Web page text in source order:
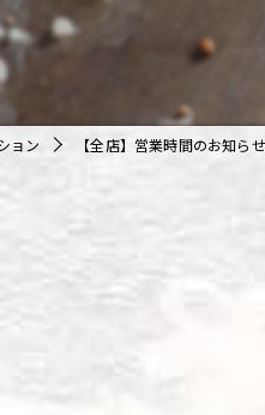
ョン 【全店】営業時間のお知ら